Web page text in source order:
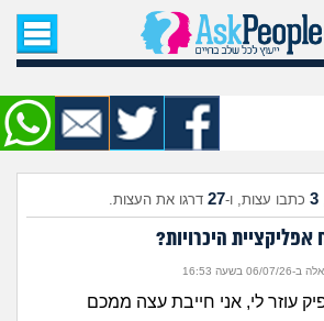
עמוד הבית
שאל שאלה
שאלות חדשות
שאלות שעוררו עניין
עצות חדשות
3 כתבו עצות, ו-27 דרגו את העצות.
היכרויות?
בשעה 16:53